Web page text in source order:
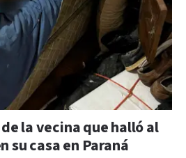
la vecina que halló al
su casa en Paraná